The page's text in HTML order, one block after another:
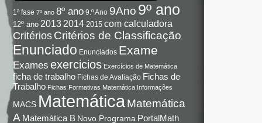
1ª fase 7º ano 8º ano 9.º Ano 9Ano 9º ano
12º ano 2013 2014 2015 com calculadora
Critérios Critérios de Classificação
Enunciado Enunciados Exame
Exames exercicios Exercícios de Matemática
ficha de trabalho Fichas de Avaliação Fichas de
Trabalho Fichas Formativas Matemática Informações
MACS Matemática Matemática
A Matemática B Novo Programa PortalMath